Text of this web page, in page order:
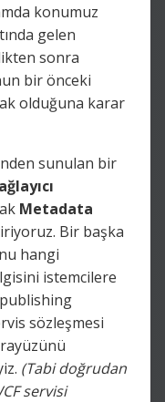
konumuz
gelen
sonra
bir önceki
olduğuna karar
sunulan bir
Metadata
Bir başka
hangi
istemcilere
sözleşmesi
(Tabi doğrudan
servisi